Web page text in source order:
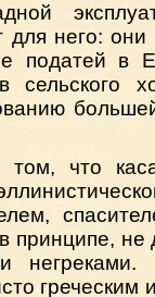
для него:
податей в
что
не